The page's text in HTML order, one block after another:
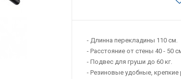
- Длинна перекладины 110 см.
- Расстояние от стены 40 - 50
- Подвес для груши до 60 кг.
- Резиновые удобные, крепкие